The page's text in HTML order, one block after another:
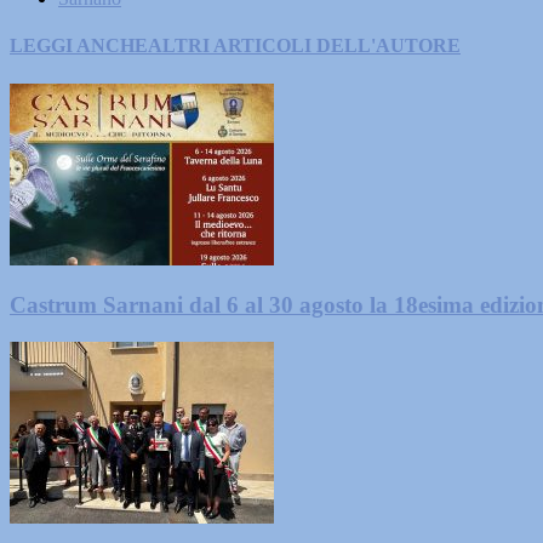
LEGGI ANCHEALTRI ARTICOLI DELL'AUTORE
Castrum Sarnani dal 6 al 30 agosto la 18esima